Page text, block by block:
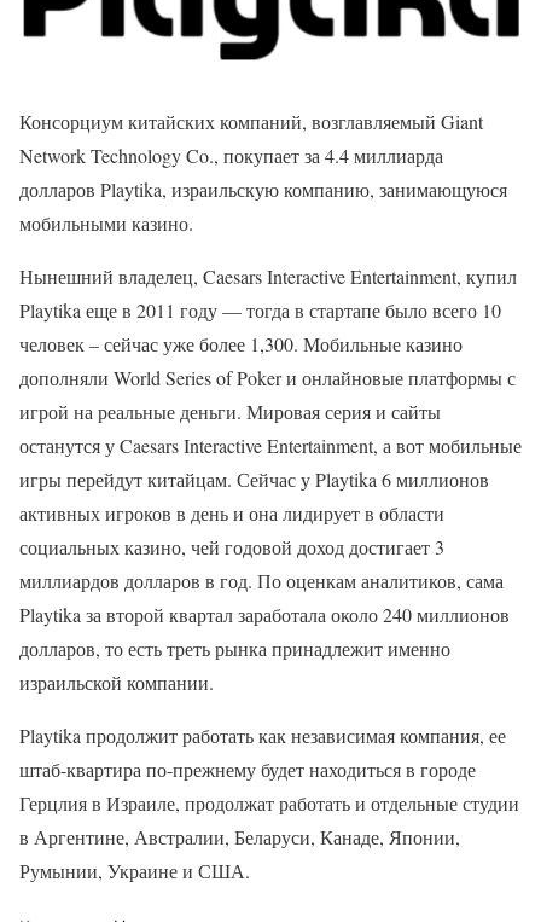
Консорциум китайских компаний, возглавляемый Giant
Network Technology Co., покупает за 4.4 миллиарда
долларов Playtika, израильскую компанию, занимающуюся
мобильными казино.
Нынешний владелец, Caesars Interactive Entertainment, купил
Playtika еще в 2011 году — тогда в стартапе было всего 10
человек – сейчас уже более 1,300. Мобильные казино
дополняли World Series of Poker и онлайновые платформы с
игрой на реальные деньги. Мировая серия и сайты
останутся у Caesars Interactive Entertainment, а вот мобильные
игры перейдут китайцам. Сейчас у Playtika 6 миллионов
активных игроков в день и она лидирует в области
социальных казино, чей годовой доход достигает 3
миллиардов долларов в год. По оценкам аналитиков, сама
Playtika за второй квартал заработала около 240 миллионов
долларов, то есть треть рынка принадлежит именно
израильской компании.
Playtika продолжит работать как независимая компания, ее
штаб-квартира по-прежнему будет находиться в городе
Герцлия в Израиле, продолжат работать и отдельные студии
в Аргентине, Австралии, Беларуси, Канаде, Японии,
Румынии, Украине и США.